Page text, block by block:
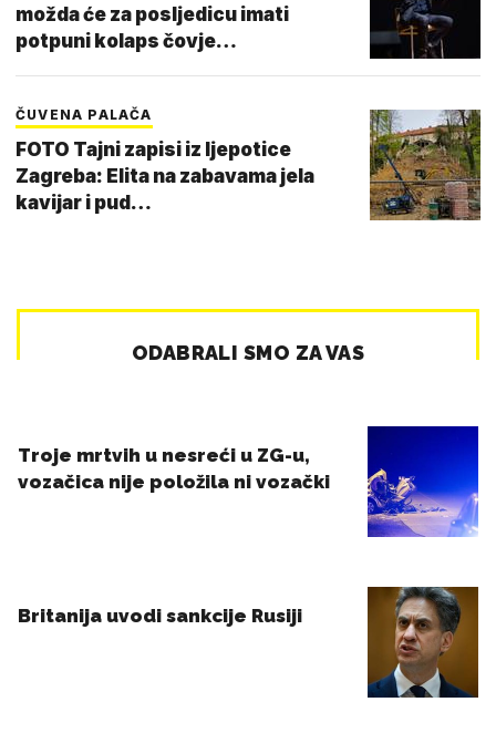
možda će za posljedicu imati
potpuni kolaps čovje…
ČUVENA PALAČA
FOTO Tajni zapisi iz ljepotice
Zagreba: Elita na zabavama jela
kavijar i pud…